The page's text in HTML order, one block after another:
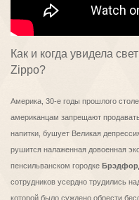
Как и когда увидела
Zippo?
Америка, 30-е годы прошлого
американцам запрещают
напитки, бушует Великая
рушится налаженная довоенная
пенсильванском городке
сотрудников усердно трудились
которой было суждено обрести